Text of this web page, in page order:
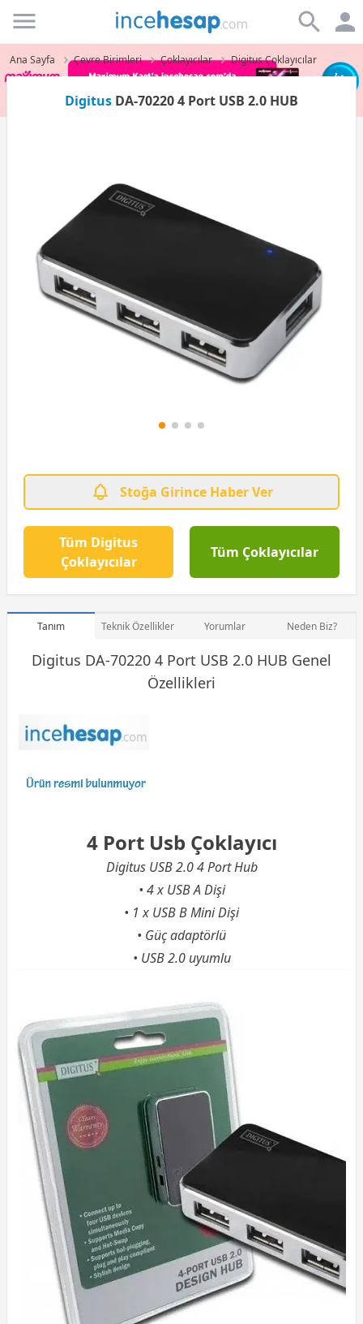
Incehesap
Ana Sayfa Çevre Birimleri Çoklayıcılar Digitus Çoklayıcılar
Digitus DA-70220 4 Port USB 2.0 HUB
Stoğa Girince Haber Ver
Tüm Digitus
Çoklayıcılar
Tüm Çoklayıcılar
Tanım Teknik Özellikler Yorumlar Neden Biz?
Digitus DA-70220 4 Port USB 2.0 HUB Genel
Özellikleri
4 Port Usb Çoklayıcı
Digitus USB 2.0 4 Port Hub
• 4 x USB A Dişi
• 1 x USB B Mini Dişi
• Güç adaptörlü
• USB 2.0uyumlu